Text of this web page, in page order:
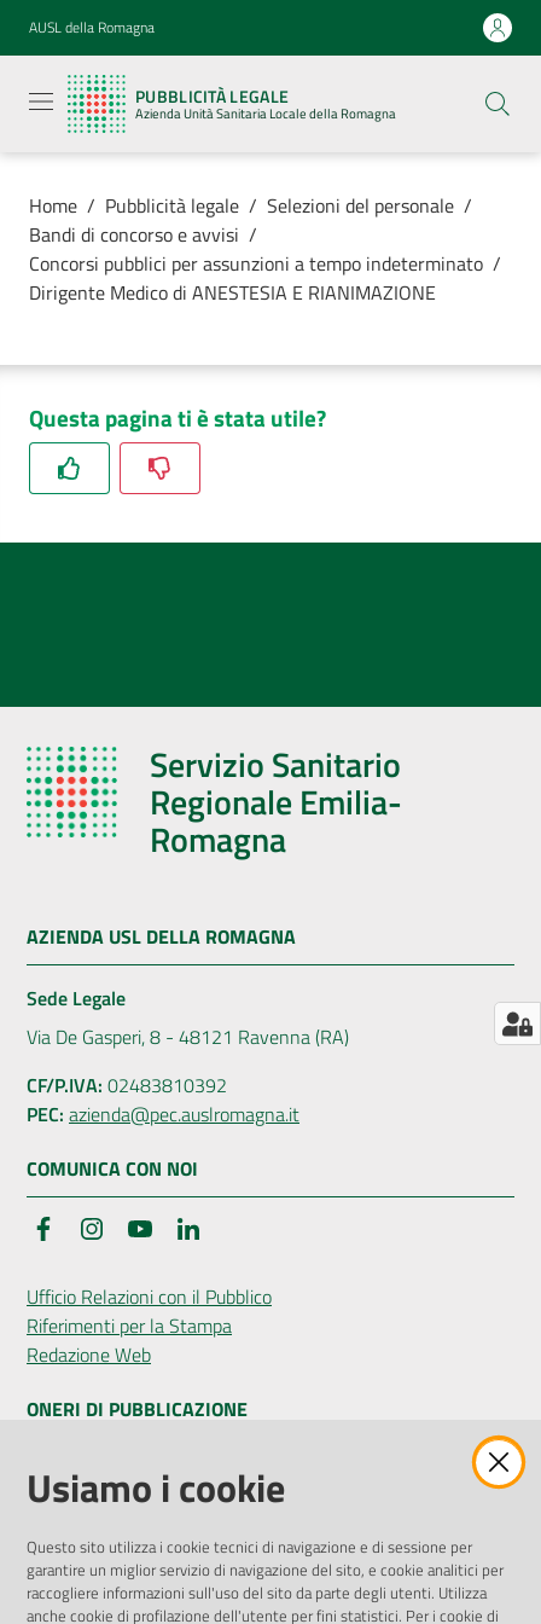
Vai al contenuto
Vai alla navigazione
Vai al footer
AUSL della Romagna
PUBBLICITÀ LEGALE
Azienda Unità Sanitaria Locale della Romagna
legale
Azienda
Unità
Locale della
Luoghi di
cura
Home / Pubblicità legale / Selezioni del personale /
Bandi di concorso e avvisi /
Concorsi pubblici per assunzioni a tempo indeterminato /
Dirigente Medico di ANESTESIA E RIANIMAZIONE
Questa pagina ti è stata utile?
Servizio Sanitario
Regionale Emilia-
Romagna
AZIENDA USL DELLA ROMAGNA
Sede Legale
Via De Gasperi, 8 - 48121 Ravenna (RA)
CF/P.IVA: 02483810392
PEC: azienda@pec.auslromagna.it
COMUNICA CON NOI
FacebookInstagramYouTube
Ufficio Relazioni con il Pubblico
Riferimenti per la Stampa
Redazione Web
ONERI DI PUBBLICAZIONE
Amministrazione Trasparente
Pubblicità legale
Privacy Policy
Attuazione Misure PNRR
Liste di Attesa
Usiamo i cookie
Questo sito utilizza i cookie tecnici di navigazione e di sessione per
garantire un miglior servizio di navigazione del sito, e cookie analitici per
raccogliere informazioni sull'uso del sito da parte degli utenti. Utilizza
anche cookie di profilazione dell'utente per fini statistici. Per i cookie di